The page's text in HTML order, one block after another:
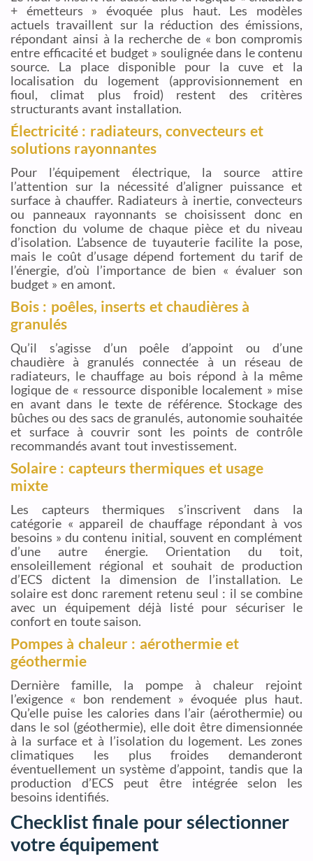
+ émetteurs » évoquée plus haut. Les modèles
actuels travaillent sur la réduction des émissions,
répondant ainsi à la recherche de « bon compromis
entre efficacité et budget » soulignée dans le contenu
source. La place disponible pour la cuve et la
localisation du logement (approvisionnement en
fioul, climat plus froid) restent des critères
structurants avant installation.
Électricité : radiateurs, convecteurs et
solutions rayonnantes
Pour l’équipement électrique, la source attire
l’attention sur la nécessité d’aligner puissance et
surface à chauffer. Radiateurs à inertie, convecteurs
ou panneaux rayonnants se choisissent donc en
fonction du volume de chaque pièce et du niveau
d’isolation. L’absence de tuyauterie facilite la pose,
mais le coût d’usage dépend fortement du tarif de
l’énergie, d’où l’importance de bien « évaluer son
budget » en amont.
Bois : poêles, inserts et chaudières à
granulés
Qu’il s’agisse d’un poêle d’appoint ou d’une
chaudière à granulés connectée à un réseau de
radiateurs, le chauffage au bois répond à la même
logique de « ressource disponible localement » mise
en avant dans le texte de référence. Stockage des
bûches ou des sacs de granulés, autonomie souhaitée
et surface à couvrir sont les points de contrôle
recommandés avant tout investissement.
Solaire : capteurs thermiques et usage
mixte
Les capteurs thermiques s’inscrivent dans la
catégorie « appareil de chauffage répondant à vos
besoins » du contenu initial, souvent en complément
d’une autre énergie. Orientation du toit,
ensoleillement régional et souhait de production
d’ECS dictent la dimension de l’installation. Le
solaire est donc rarement retenu seul : il se combine
avec un équipement déjà listé pour sécuriser le
confort en toute saison.
Pompes à chaleur : aérothermie et
géothermie
Dernière famille, la pompe à chaleur rejoint
l’exigence « bon rendement » évoquée plus haut.
Qu’elle puise les calories dans l’air (aérothermie) ou
dans le sol (géothermie), elle doit être dimensionnée
à la surface et à l’isolation du logement. Les zones
climatiques les plus froides demanderont
éventuellement un système d’appoint, tandis que la
production d’ECS peut être intégrée selon les
besoins identifiés.
Checklist finale pour sélectionner
votre équipement